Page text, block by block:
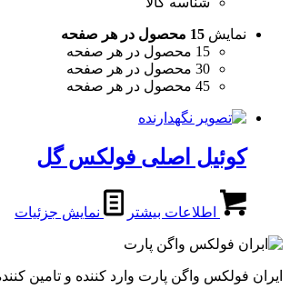
نمایش 15 محصول در هر صفحه
15 محصول در هر صفحه
30 محصول در هر صفحه
45 محصول در هر صفحه
کوئیل اصلی فولکس گل
اطلاعات بیشتر نمایش جزئیات
ایران فولکس واگن پارت وارد کننده و تامین